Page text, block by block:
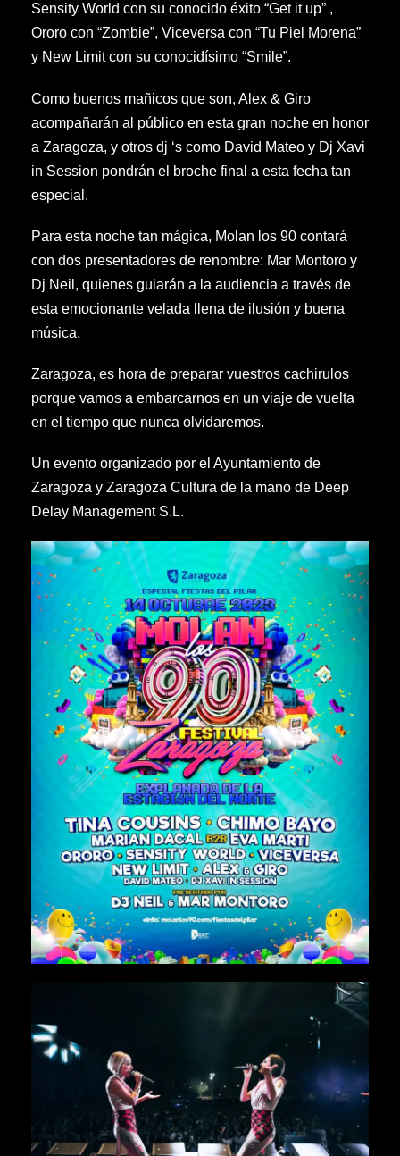
Sensity World con su conocido éxito “Get it up” ,
Ororo con “Zombie”, Viceversa con “Tu Piel Morena”
y New Limit con su conocidísimo “Smile”.
Como buenos mañicos que son, Alex & Giro
acompañarán al público en esta gran noche en honor
a Zaragoza, y otros dj ‘s como David Mateo y Dj Xavi
in Session pondrán el broche final a esta fecha tan
especial.
Para esta noche tan mágica, Molan los 90 contará
con dos presentadores de renombre: Mar Montoro y
Dj Neil, quienes guiarán a la audiencia a través de
esta emocionante velada llena de ilusión y buena
música.
Zaragoza, es hora de preparar vuestros cachirulos
porque vamos a embarcarnos en un viaje de vuelta
en el tiempo que nunca olvidaremos.
Un evento organizado por el Ayuntamiento de
Zaragoza y Zaragoza Cultura de la mano de Deep
Delay Management S.L.